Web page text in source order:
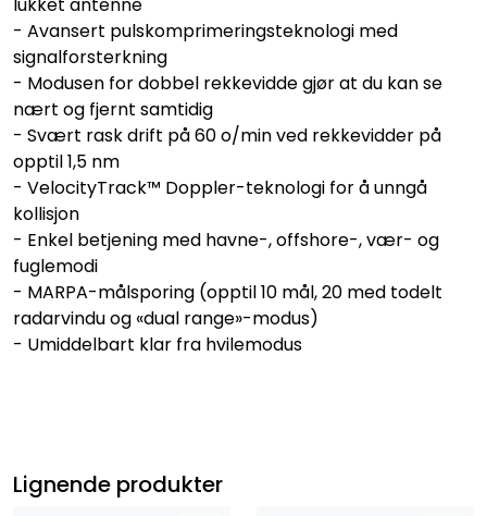
- Avansert pulskomprimeringsteknologi med
signalforsterkning
- Modusen for dobbel rekkevidde gjør at du kan se
nært og fjernt samtidig
- Svært rask drift på 60 o/min ved rekkevidder på
opptil 1,5 nm
- VelocityTrack™ Doppler-teknologi for å unngå
kollisjon
- Enkel betjening med havne-, offshore-, vær- og
fuglemodi
- MARPA-målsporing (opptil 10 mål, 20 med todelt
radarvindu og «dual range»-modus)
- Umiddelbart klar fra hvilemodus
Lignende produkter